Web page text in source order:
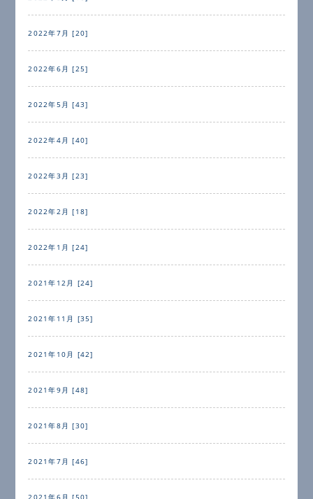
2022年7月 [20]
2022年6月 [25]
2022年5月 [43]
2022年4月 [40]
2022年3月 [23]
2022年2月 [18]
2022年1月 [24]
2021年12月 [24]
2021年11月 [35]
2021年10月 [42]
2021年9月 [48]
2021年8月 [30]
2021年7月 [46]
2021年6月 [50]